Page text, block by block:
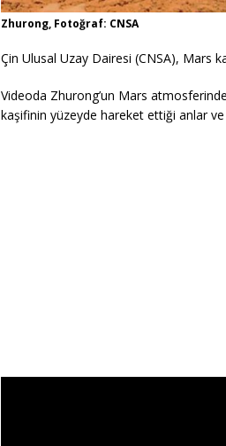
Zhurong, Fotoğraf: CNSA
Çin Ulusal Uzay Dairesi (CNSA), Mars
Videoda Zhurong’un Mars
kaşifinin yüzeyde hareket ettiği anlar